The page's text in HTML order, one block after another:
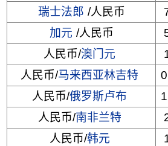
瑞士法郎 /人民币
加元 /人民币
人民币/澳门元
人民币/马来西亚林吉特
人民币/俄罗斯卢布
人民币/南非兰特
人民币/韩元